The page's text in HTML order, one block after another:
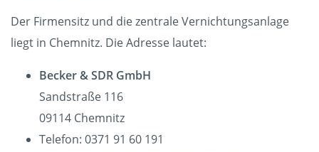
Der Firmensitz und die zentrale Vernichtungsanlage
liegt in Chemnitz. Die Adresse lautet:
Becker & SDR GmbH
Sandstraße 116
09114 Chemnitz
Telefon: 0371 91 60 191